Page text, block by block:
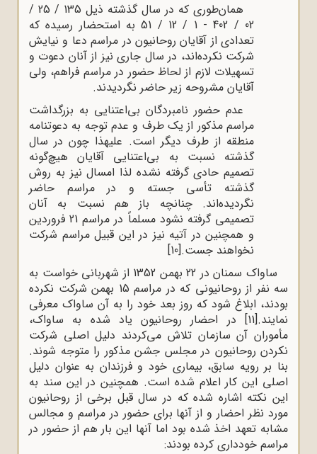
همان‌طوری که در سال گذشته ذیل 135 / 25 /
02 / 402 - 1 / 12 / 51 به استحضار رسیده که
تعدادی از آقایان روحانیون در مراسم دعا و نیایش
شرکت نکرده‌اند، در سال جاری نیز از آنان دعوت و
تسهیلات لازم از لحاظ حضور در مراسم فراهم، ولی
آقایان مشروحه زیر حاضر نگردیدند.
عدم حضور نامبردگان بی‌اعتنایی به بزرگداشت
مراسم مذکور از یک طرف و عدم توجه به دعوتنامه
منطقه از طرف دیگر است. علیهذا چون در سال
گذشته نسبت به بی‌اعتنایی آقایان هیچ‌گونه
تصمیم حادی گرفته نشده لذا امسال نیز به روش
گذشته تأسی جسته و در مراسم حاضر
نگردیده‌اند. چنانچه باز هم نسبت به آنان
تصمیمی گرفته نشود مسلماً در مراسم 21 فروردین
و همچنین در آتیه نیز در این قبیل مراسم شرکت
نخواهند جست.[10]
ساواک سمنان در 22 بهمن 1352 از شهربانی خواست به
سه نفر از روحانیونی که در مراسم 15 بهمن شرکت نکرده
بودند، ابلاغ شود که روز بعد خود را به آن ساواک معرفی
نمایند.[11]در احضار روحانیون یاد شده به ساواک،
مأموران آن سازمان تلاش می‌کردند دلیل اصلی شرکت
نکردن روحانیون در مجلس جشن مذکور را متوجه شوند.
بنا بر رویه سابق، بیماری خود و فرزندان به عنوان دلیل
اصلی این کار اعلام شده است. همچنین در این سند به
این نکته اشاره شده که در سال قبل برخی از روحانیون
مورد نظر احضار و از آنها برای حضور در مراسم و مجالس
مشابه تعهد اخذ شده بود اما آنها این بار هم از حضور در
مراسم خودداری کرده بودند: